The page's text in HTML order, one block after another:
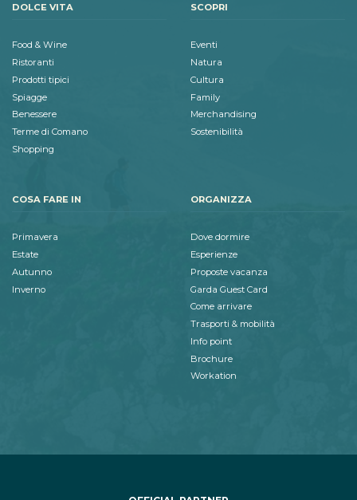
DOLCE VITA
Food & Wine
Ristoranti
Prodotti tipici
Spiagge
Benessere
Terme di Comano
Shopping
SCOPRI
Eventi
Natura
Cultura
Family
Merchandising
Sostenibilità
COSA FARE IN
Primavera
Estate
Autunno
Inverno
ORGANIZZA
Dove dormire
Esperienze
Proposte vacanza
Garda Guest Card
Come arrivare
Trasporti & mobilità
Info point
Brochure
Workation